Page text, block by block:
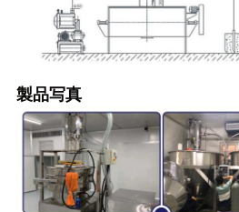
製品写真